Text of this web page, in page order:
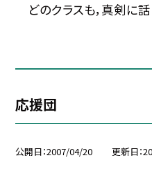
どのクラスも，真剣に
応援団
公開日 2007/04/20 更新日